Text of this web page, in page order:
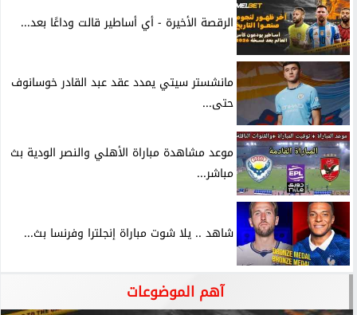
الرقصة الأخيرة - أي أساطير قالت وداعًا بعد...
مانشستر سيتي يمدد عقد عبد القادر خوسانوف
حتى...
موعد مشاهدة مباراة الأهلي والنصر الودية بث
مباشر...
شاهد .. يلا شوت مباراة إنجلترا وفرنسا بث...
آهم الموضوعات